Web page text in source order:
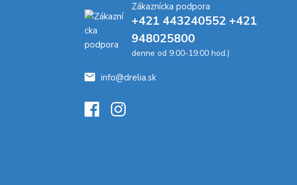
Zákaznícka podpora
+421 443240552 +421
948025800
denne od 9:00-19:00 hod.)
info@drelia.sk